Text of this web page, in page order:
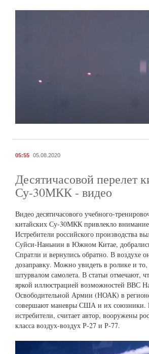
05:55 05.08.2020
Десятичасовой перелет
Су-30МКК - видео
Видео десятичасового учебного-
китайских Су-30МКК привлекло
Истребители российского производства
Суйси-Наньнин в Южном Китае,
Спратли и вернулись обратно. В воздухе
дозаправку. Можно увидеть в ролике и то,
штурвалом самолета. В статьи отмечают,
яркой иллюстрацией возможностей ВВС
Освободительной Армии (НОАК) в
совершают маневры США и их союзники.
истребители, считает автор, вооружены
класса воздух-воздух Р-27 и Р-77.